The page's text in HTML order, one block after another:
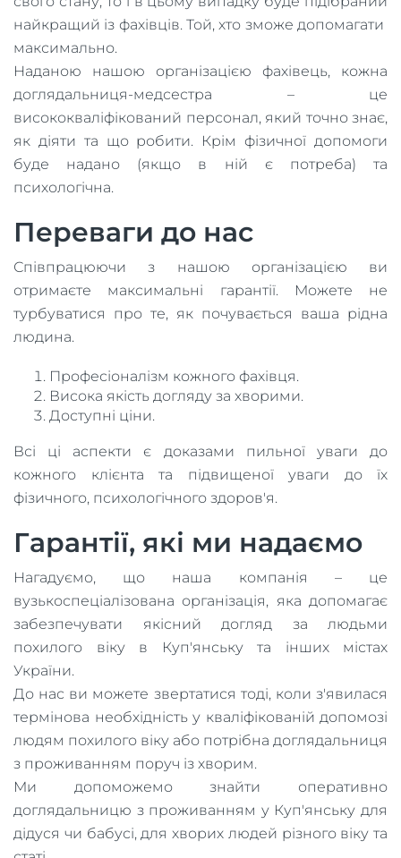
найкращий із фахівців. Той, хто зможе допомагати
максимально.
Наданою нашою організацією фахівець, кожна
доглядальниця-медсестра – це
висококваліфікований персонал, який точно знає,
як діяти та що робити. Крім фізичної допомоги
буде надано (якщо в ній є потреба) та
психологічна.
Переваги до нас
Співпрацюючи з нашою організацією ви
отримаєте максимальні гарантії. Можете не
турбуватися про те, як почувається ваша рідна
людина.
Професіоналізм кожного фахівця.
Висока якість догляду за хворими.
Доступні ціни.
Всі ці аспекти є доказами пильної уваги до
кожного клієнта та підвищеної уваги до їх
фізичного, психологічного здоров'я.
Гарантії, які ми надаємо
Нагадуємо, що наша компанія – це
вузькоспеціалізована організація, яка допомагає
забезпечувати якісний догляд за людьми
похилого віку в Куп'янську та інших містах
України.
До нас ви можете звертатися тоді, коли з'явилася
термінова необхідність у кваліфікованій допомозі
людям похилого віку або потрібна доглядальниця
з проживанням поруч із хворим.
Ми допоможемо знайти оперативно
доглядальницю з проживанням у Куп'янську для
дідуся чи бабусі, для хворих людей різного віку та